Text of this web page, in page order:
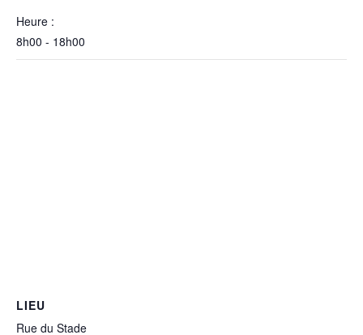
Heure :
8h00 - 18h00
LIEU
Rue du Stade